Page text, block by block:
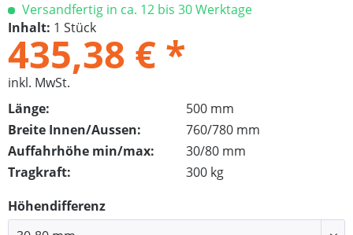
Versandfertig in ca. 12 bis 30 Werktage
Inhalt: 1 Stück
435,38 € *
inkl. MwSt.
Länge:
500 mm
Breite Innen/Aussen:
760/780 mm
Auffahrhöhe min/max:
30/80 mm
Tragkraft:
300 kg
Höhendifferenz